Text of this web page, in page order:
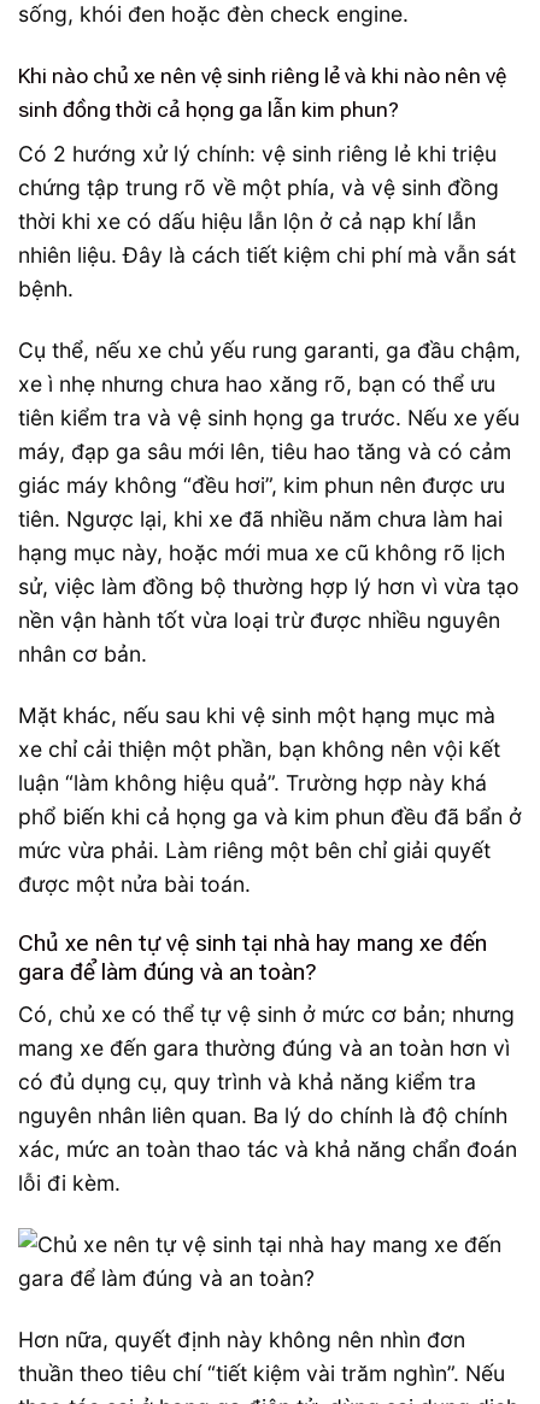
sống, khói đen hoặc đèn check engine.
Khi nào chủ xe nên vệ sinh riêng lẻ và khi nào nên vệ
sinh đồng thời cả họng ga lẫn kim phun?
Có 2 hướng xử lý chính: vệ sinh riêng lẻ khi triệu
chứng tập trung rõ về một phía, và vệ sinh đồng
thời khi xe có dấu hiệu lẫn lộn ở cả nạp khí lẫn
nhiên liệu. Đây là cách tiết kiệm chi phí mà vẫn sát
bệnh.
Cụ thể, nếu xe chủ yếu rung garanti, ga đầu chậm,
xe ì nhẹ nhưng chưa hao xăng rõ, bạn có thể ưu
tiên kiểm tra và vệ sinh họng ga trước. Nếu xe yếu
máy, đạp ga sâu mới lên, tiêu hao tăng và có cảm
giác máy không “đều hơi”, kim phun nên được ưu
tiên. Ngược lại, khi xe đã nhiều năm chưa làm hai
hạng mục này, hoặc mới mua xe cũ không rõ lịch
sử, việc làm đồng bộ thường hợp lý hơn vì vừa tạo
nền vận hành tốt vừa loại trừ được nhiều nguyên
nhân cơ bản.
Mặt khác, nếu sau khi vệ sinh một hạng mục mà
xe chỉ cải thiện một phần, bạn không nên vội kết
luận “làm không hiệu quả”. Trường hợp này khá
phổ biến khi cả họng ga và kim phun đều đã bẩn ở
mức vừa phải. Làm riêng một bên chỉ giải quyết
được một nửa bài toán.
Chủ xe nên tự vệ sinh tại nhà hay mang xe đến
gara để làm đúng và an toàn?
Có, chủ xe có thể tự vệ sinh ở mức cơ bản; nhưng
mang xe đến gara thường đúng và an toàn hơn vì
có đủ dụng cụ, quy trình và khả năng kiểm tra
nguyên nhân liên quan. Ba lý do chính là độ chính
xác, mức an toàn thao tác và khả năng chẩn đoán
lỗi đi kèm.
Hơn nữa, quyết định này không nên nhìn đơn
thuần theo tiêu chí “tiết kiệm vài trăm nghìn”. Nếu